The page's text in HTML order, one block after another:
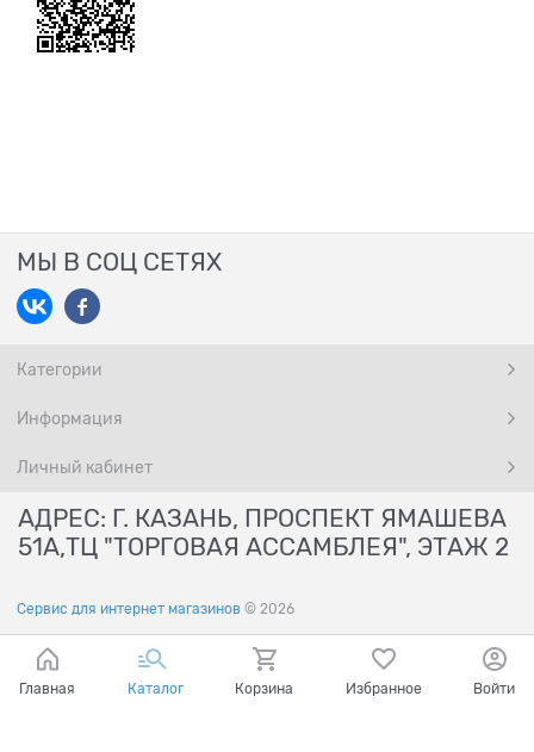
МЫ В СОЦ СЕТЯХ
Категории
Информация
Личный кабинет
АДРЕС: Г. КАЗАНЬ, ПРОСПЕКТ ЯМАШЕВА
51А,ТЦ "ТОРГОВАЯ АССАМБЛЕЯ", ЭТАЖ 2
Сервис для интернет магазинов © 2026
Главная Каталог Корзина Избранное Войти